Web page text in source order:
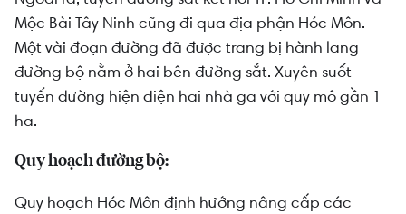
Mộc Bài Tây Ninh cũng đi qua địa phận Hóc Môn.
Một vài đoạn đường đã được trang bị hành lang
đường bộ nằm ở hai bên đường sắt. Xuyên suốt
tuyến đường hiện diện hai nhà ga với quy mô gần 1
ha.
Quy hoạch đường bộ:
Quy hoạch Hóc Môn định hướng nâng cấp các